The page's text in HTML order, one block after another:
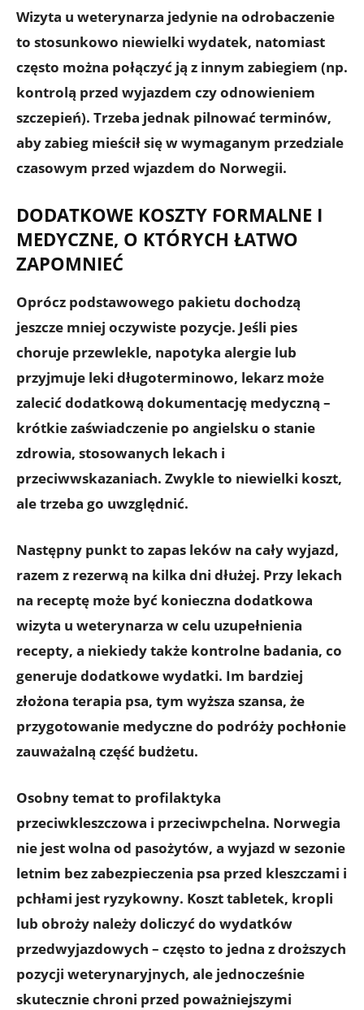
Wizyta u weterynarza jedynie na odrobaczenie
to stosunkowo niewielki wydatek, natomiast
często można połączyć ją z innym zabiegiem (np.
kontrolą przed wyjazdem czy odnowieniem
szczepień). Trzeba jednak pilnować terminów,
abyzabieg mieścił się w wymaganym przedziale
czasowym przed wjazdem do Norwegii.
DODATKOWE KOSZTY FORMALNE I
MEDYCZNE, O KTÓRYCH ŁATWO
ZAPOMNIEĆ
Oprócz podstawowego pakietu dochodzą
jeszcze mniej oczywiste pozycje. Jeśli pies
choruje przewlekle, napotyka alergie lub
przyjmuje leki długoterminowo, lekarz może
zalecićdodatkową dokumentację medyczną –
krótkie zaświadczenie po angielsku o stanie
zdrowia, stosowanych lekach i
przeciwwskazaniach. Zwykle to niewielki koszt,
ale trzeba go uwzględnić.
Następny punkt to zapas leków na cały wyjazd,
razem z rezerwą na kilka dni dłużej. Przy lekach
na receptę może być konieczna dodatkowa
wizyta u weterynarza w celu uzupełnienia
recepty, a niekiedy także kontrolne badania, co
generuje dodatkowe wydatki. Im bardziej
złożona terapia psa, tym wyższa szansa, że
przygotowanie medyczne do podróży pochłonie
zauważalną część budżetu.
Osobny temat to profilaktyka
przeciwkleszczowa i przeciwpchelna. Norwegia
nie jest wolna od pasożytów, a wyjazd w sezonie
letnim bez zabezpieczenia psa przed kleszczami i
pchłami jest ryzykowny. Koszt tabletek, kropli
lub obroży należy doliczyć do wydatków
przedwyjazdowych – często to jedna z droższych
pozycji weterynaryjnych, ale jednocześnie
skutecznie chroni przed poważniejszymi